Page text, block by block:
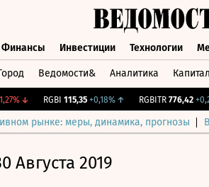
Финансы Инвестиции Технологии
Ведомости& Аналитика Капитал
↓ RGBI 115,35 +0,18% ↑ RGBITR 776,42 +0,21%
рынке: меры, динамика, прогнозы
Августа 2019